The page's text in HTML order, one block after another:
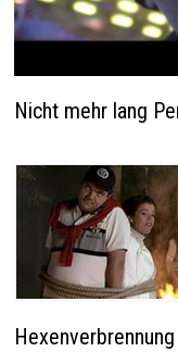
Nicht mehr lang
Hexenverbrennung